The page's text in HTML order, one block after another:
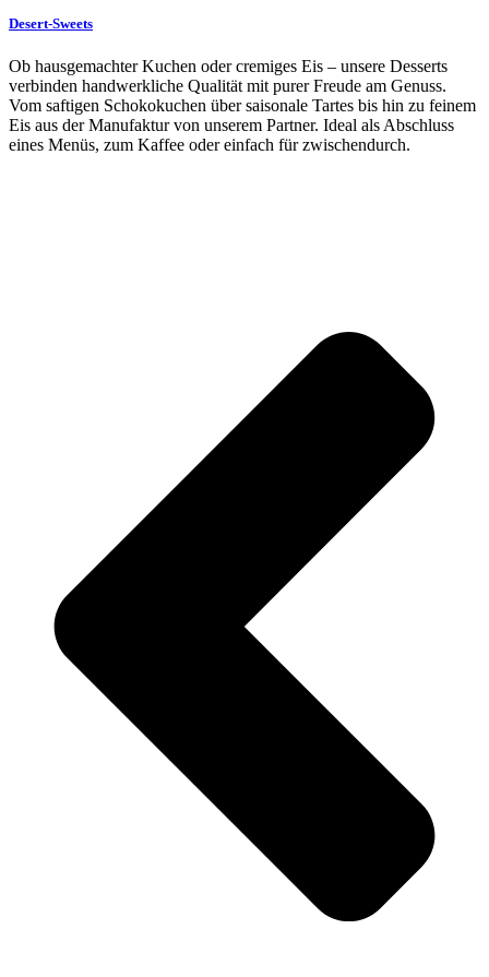
Desert-Sweets
Ob hausgemachter Kuchen oder cremiges Eis – unsere Desserts
verbinden handwerkliche Qualität mit purer Freude am Genuss.
Vom saftigen Schokokuchen über saisonale Tartes bis hin zu feinem
Eis aus der Manufaktur von unserem Partner. Ideal als Abschluss
eines Menüs, zum Kaffee oder einfach für zwischendurch.